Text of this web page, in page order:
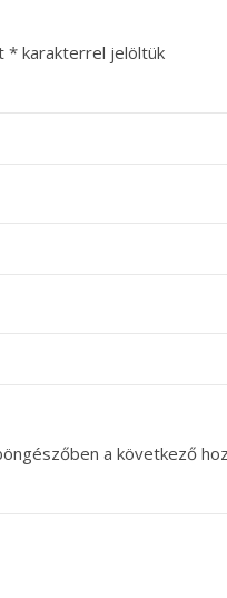
* karakterrel jelöltük
a következő